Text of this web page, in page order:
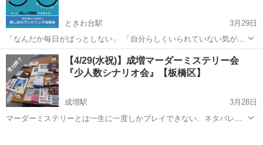
ときわ台駅
3月29日
「なんだか毎日がぱっとしない」 「自分らしくいられていない気がす
る」 「もっとこうなったらいいのに…」 もし今、そう感じているな
ら、それはあなたが「今より良い自分になりたい」と願っている証拠
かもしれません。 ...
東京 板橋区 ときわ台駅 その他 思い
【4/29(水祝)】成増マーダーミステリー会
『少人数シナリオ会』【板橋区】
成増駅
3月28日
マーダーミステリーとは一生に一度しかプレイできない、ネタバレ厳